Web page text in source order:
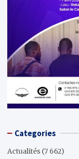
Categories
Actualités (7 662)